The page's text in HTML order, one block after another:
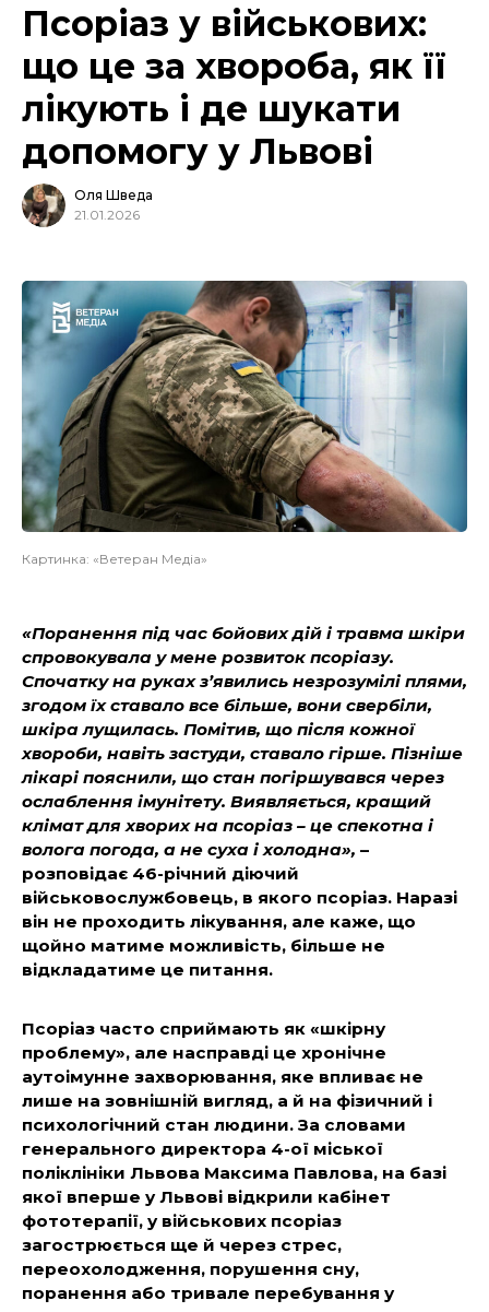
Псоріаз у військових:
що це за хвороба, як її
лікують і де шукати
допомогу у Львові
Оля Шведа
21.01.2026
Картинка: «Ветеран Медіа»
«Поранення під час бойових дій і травма шкіри
спровокувала у мене розвиток псоріазу.
Спочатку на руках з’явились незрозумілі плями,
згодом їх ставало все більше, вони свербіли,
шкіра лущилась. Помітив, що після кожної
хвороби, навіть застуди, ставало гірше. Пізніше
лікарі пояснили, що стан погіршувався через
ослаблення імунітету. Виявляється, кращий
клімат для хворих на псоріаз – це спекотна і
волога погода, а не суха і холодна», –
розповідає 46-річний діючий
військовослужбовець, в якого псоріаз. Наразі
він не проходить лікування, але каже, що
щойно матиме можливість, більше не
відкладатиме це питання.
Псоріаз часто сприймають як «шкірну
проблему», але насправді це хронічне
аутоімунне захворювання, яке впливає не
лише на зовнішній вигляд, а й на фізичний і
психологічний стан людини. За словами
генерального директора 4-ої міської
поліклініки Львова Максима Павлова, на базі
якої вперше у Львові відкрили кабінет
фототерапії, у військових псоріаз
загострюється ще й через стрес,
переохолодження, порушення сну,
поранення або тривале перебування у